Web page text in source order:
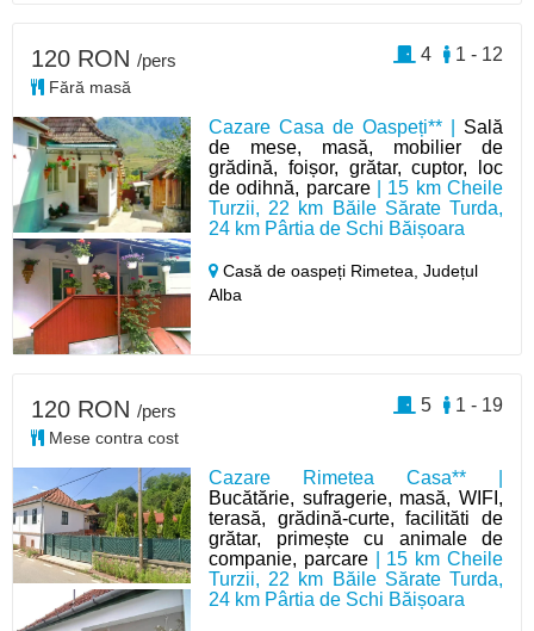
Cazare Casa de Oaspeți** | Sală
de mese, masă, mobilier de
grădină, foișor, grătar, cuptor, loc
de odihnă, parcare| 15 km Cheile
Turzii, 22 km Băile Sărate Turda,
24 km Pârtia de Schi Băișoara
Casă de oaspeți Rimetea,Județul
Alba
120 RON /pers
Fără masă
1 - 12
4
Cazare Rimetea Casa** |
Bucătărie, sufragerie, masă, WIFI,
terasă, grădină-curte, facilităti de
grătar, primește cu animale de
companie, parcare| 15 km Cheile
Turzii, 22 km Băile Sărate Turda,
24 km Pârtia de Schi Băișoara
120 RON /pers
Mese contra cost
1 - 19
5